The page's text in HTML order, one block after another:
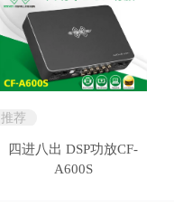
推荐
四进八出 DSP功放CF-
A600S